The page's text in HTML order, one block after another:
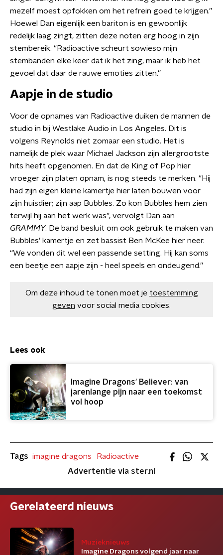
mezelf moest opfokken om het refrein goed te krijgen.”
Hoewel Dan eigenlijk een bariton is en gewoonlijk
redelijk laag zingt, zitten deze noten erg hoog in zijn
stembereik. “Radioactive scheurt sowieso mijn
stembanden elke keer dat ik het zing, maar ik heb het
gevoel dat daar de rauwe emoties zitten.”
Aapje in de studio
Voor de opnames van Radioactive duiken de mannen de
studio in bij Westlake Audio in Los Angeles. Dit is
volgens Reynolds niet zomaar een studio. Het is
namelijk de plek waar Michael Jackson zijn allergrootste
hits heeft opgenomen. En dat de King of Pop hier
vroeger zijn platen opnam, is nog steeds te merken. “Hij
had zijn eigen kleine kamertje hier laten bouwen voor
zijn huisdier; zijn aap Bubbles. Zo kon Bubbles hem zien
terwijl hij aan het werk was”, vervolgt Dan aan
GRAMMY. De band besluit om ook gebruik te maken van
Bubbles’ kamertje en zet bassist Ben McKee hier neer.
“We vonden dit wel een passende setting. Hij kan soms
een beetje een aapje zijn - heel speels en ondeugend.”
Om deze inhoud te tonen moet je toestemming
geven voor social media cookies.
Lees ook
Imagine Dragons' Believer: van
jarenlange pijn naar een toekomst
vol hoop
Tags imagine dragons
Radioactive
Advertentie via ster.nl
Gerelateerd nieuws
Muzieknieuws
Imagine Dragons volgend jaar naar